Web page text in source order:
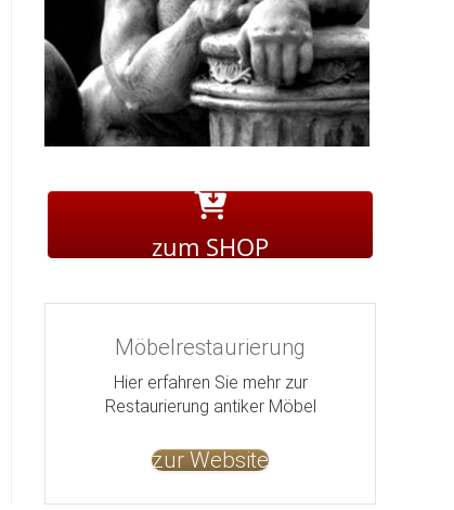
zum SHOP
Möbelrestaurierung
Hier erfahren Sie mehr zur
Restaurierung antiker Möbel
zur Website